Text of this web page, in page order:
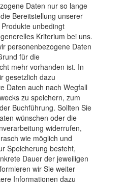
Daten nur so lange
Bereitstellung unserer
unbedingt
Kriterium bei uns.
personenbezogene Daten
für die
mehr vorhanden ist. In
gesetzlich dazu
Daten auch nach Wegfall
zu speichern, zum
Buchführung. Sollten Sie
wünschen oder die
widerrufen,
wie möglich und
Speicherung besteht,
Dauer der jeweiligen
wir Sie weiter
Informationen dazu